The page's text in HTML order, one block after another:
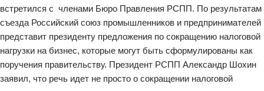
встретился с членами Бюро Правления РСПП. По результатам
съезда Российский союз промышленников и предпринимателей
представит президенту предложения по сокращению налоговой
нагрузки на бизнес, которые могут быть сформулированы как
поручения правительству. Президент РСПП Александр Шохин
заявил, что речь идет не просто о сокращении налоговой